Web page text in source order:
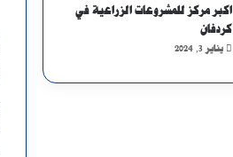
اكبر مركز للمشروعات الزراعية في
كردفان
يناير 3, 2024